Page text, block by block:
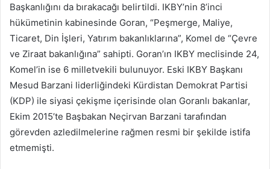
Başkanlığını da bırakacağı belirtildi. IKBY’nin 8’inci
hükümetinin kabinesinde Goran, “Peşmerge, Maliye,
Ticaret, Din İşleri, Yatırım bakanlıklarına”, Komel de “Çevre
ve Ziraat bakanlığına” sahipti. Goran’ın IKBY meclisinde 24,
Komel’in ise 6 milletvekili bulunuyor. Eski IKBY Başkanı
Mesud Barzani liderliğindeki Kürdistan Demokrat Partisi
(KDP) ile siyasi çekişme içerisinde olan Goranlı bakanlar,
Ekim 2015’te Başbakan Neçirvan Barzani tarafından
görevden azledilmelerine rağmen resmi bir şekilde istifa
etmemişti.